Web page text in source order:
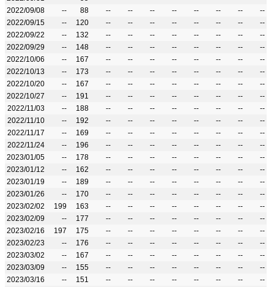
2022/09/08
-- 88 -- -- -- -- -- -- --
--
2022/09/15
-- 120 -- -- -- -- -- -- --
--
2022/09/22
-- 132 -- -- -- -- -- -- --
--
2022/09/29
-- 148 -- -- -- -- -- -- --
--
2022/10/06
-- 167 -- -- -- -- -- -- --
--
2022/10/13
-- 173 -- -- -- -- -- -- --
--
2022/10/20
-- 167 -- -- -- -- -- -- --
--
2022/10/27
-- 191 -- -- -- -- -- -- --
--
2022/11/03
-- 188 -- -- -- -- -- -- --
--
2022/11/10
-- 192 -- -- -- -- -- -- --
--
2022/11/17
-- 169 -- -- -- -- -- -- --
--
2022/11/24
-- 196 -- -- -- -- -- -- --
--
2023/01/05
-- 178 -- -- -- -- -- -- --
--
2023/01/12
-- 162 -- -- -- -- -- -- --
--
2023/01/19
-- 189 -- -- -- -- -- -- --
--
2023/01/26
-- 170 -- -- -- -- -- -- --
--
2023/02/02
199 163 -- -- -- -- -- -- --
--
2023/02/09
-- 177 -- -- -- -- -- -- --
--
2023/02/16
197 175 -- -- -- -- -- -- --
--
2023/02/23
-- 176 -- -- -- -- -- -- --
--
2023/03/02
-- 167 -- -- -- -- -- -- --
--
2023/03/09
-- 155 -- -- -- -- -- -- --
--
2023/03/16
-- 151 -- -- -- -- -- -- --
--